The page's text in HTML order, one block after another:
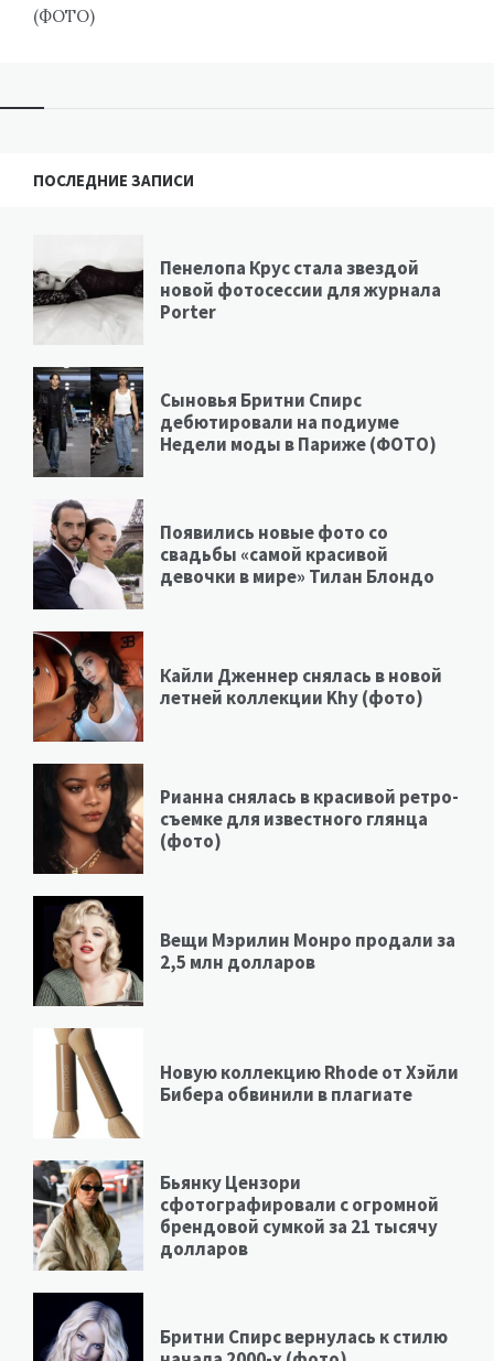
(ФОТО)
ПОСЛЕДНИЕ ЗАПИСИ
Пенелопа Крус стала звездой
новой фотосессии для журнала
Porter
Сыновья Бритни Спирс
дебютировали на подиуме
Недели моды в Париже (ФОТО)
Появились новые фото со
свадьбы «самой красивой
девочки в мире» Тилан Блондо
Кайли Дженнер снялась в новой
летней коллекции Khy (фото)
Рианна снялась в красивой ретро-
съемке для известного глянца
(фото)
Вещи Мэрилин Монро продали за
2,5 млн долларов
Новую коллекцию Rhode от Хэйли
Бибера обвинили в плагиате
Бьянку Цензори
сфотографировали с огромной
брендовой сумкой за 21 тысячу
долларов
Бритни Спирс вернулась к стилю